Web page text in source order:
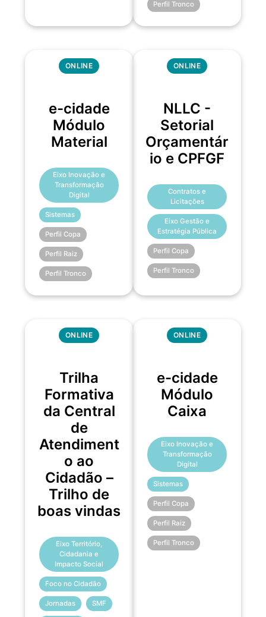
Perfil Tronco
ONLINE
e-cidade
Módulo
Material
Eixo Inovação e
Transformação
Digital
Sistemas
Perfil Copa
Perfil Raiz
Perfil Tronco
ONLINE
NLLC -
Setorial
Orçamentár
io e CPFGF
Contratos e
Licitações
Eixo Gestão e
Estratégia Pública
Perfil Copa
Perfil Tronco
ONLINE
Trilha
Formativa
da Central
de
Atendiment
o ao
Cidadão –
Trilho de
boas vindas
Eixo Território,
Cidadania e
Impacto Social
Foco no Cidadão
Jornadas SMF
ONLINE
e-cidade
Módulo
Caixa
Eixo Inovação e
Transformação
Digital
Sistemas
Perfil Copa
Perfil Raiz
Perfil Tronco